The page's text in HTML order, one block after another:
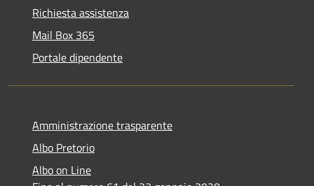
Richiesta assistenza
Mail Box 365
Portale dipendente
Amministrazione trasparente
Albo Pretorio
Albo on Line